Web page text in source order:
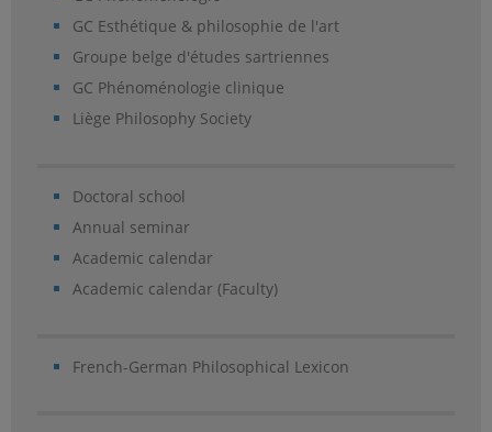
GC Esthétique & philosophie de l'art
Groupe belge d'études sartriennes
GC Phénoménologie clinique
Liège Philosophy Society
Doctoral school
Annual seminar
Academic calendar
Academic calendar (Faculty)
French-German Philosophical Lexicon